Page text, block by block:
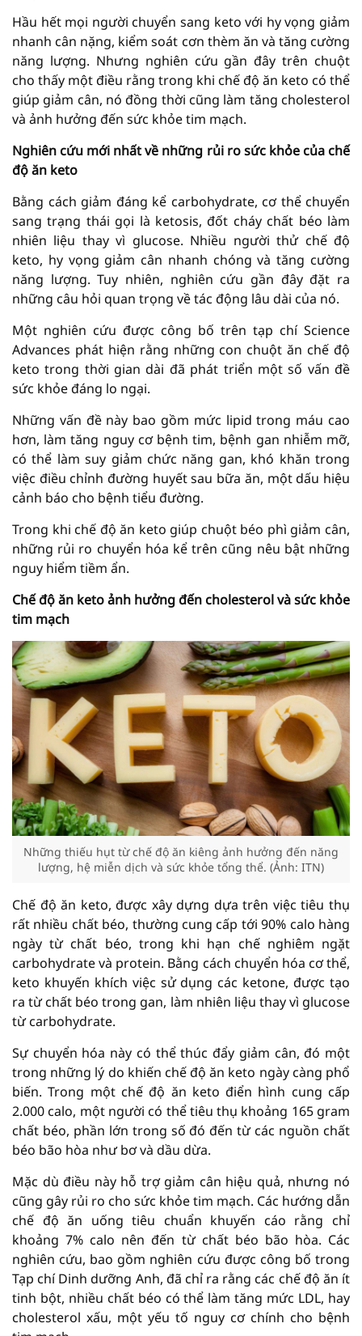
Hầu hết mọi người chuyển sang keto với hy vọng giảm
nhanh cân nặng, kiểm soát cơn thèm ăn và tăng cường
năng lượng. Nhưng nghiên cứu gần đây trên chuột
cho thấy một điều rằng trong khi chế độ ăn keto có thể
giúp giảm cân, nó đồng thời cũng làm tăng cholesterol
và ảnh hưởng đến sức khỏe tim mạch.
Nghiên cứu mới nhất về những rủi ro sức khỏe của chế
độ ăn keto
Bằng cách giảm đáng kể carbohydrate, cơ thể chuyển
sang trạng thái gọi là ketosis, đốt cháy chất béo làm
nhiên liệu thay vì glucose. Nhiều người thử chế độ
keto, hy vọng giảm cân nhanh chóng và tăng cường
năng lượng. Tuy nhiên, nghiên cứu gần đây đặt ra
những câu hỏi quan trọng về tác động lâu dài của nó.
Một nghiên cứu được công bố trên tạp chí Science
Advances phát hiện rằng những con chuột ăn chế độ
keto trong thời gian dài đã phát triển một số vấn đề
sức khỏe đáng lo ngại.
Những vấn đề này bao gồm mức lipid trong máu cao
hơn, làm tăng nguy cơ bệnh tim, bệnh gan nhiễm mỡ,
có thể làm suy giảm chức năng gan, khó khăn trong
việc điều chỉnh đường huyết sau bữa ăn, một dấu hiệu
cảnh báo cho bệnh tiểu đường.
Trong khi chế độ ăn keto giúp chuột béo phì giảm cân,
những rủi ro chuyển hóa kể trên cũng nêu bật những
nguy hiểm tiềm ẩn.
Chế độ ăn keto ảnh hưởng đến cholesterol và sức khỏe
tim mạch
Những thiếu hụt từ chế độ ăn kiêng ảnh hưởng đến năng
lượng, hệ miễn dịch và sức khỏe tổng thể. (Ảnh: ITN)
Chế độ ăn keto, được xây dựng dựa trên việc tiêu thụ
rất nhiều chất béo, thường cung cấp tới 90% calo hàng
ngày từ chất béo, trong khi hạn chế nghiêm ngặt
carbohydrate và protein. Bằng cách chuyển hóa cơ thể,
keto khuyến khích việc sử dụng các ketone, được tạo
ra từ chất béo trong gan, làm nhiên liệu thay vì glucose
từ carbohydrate.
Sự chuyển hóa này có thể thúc đẩy giảm cân, đó một
trong những lý do khiến chế độ ăn keto ngày càng phổ
biến. Trong một chế độ ăn keto điển hình cung cấp
2.000 calo, một người có thể tiêu thụ khoảng 165 gram
chất béo, phần lớn trong số đó đến từ các nguồn chất
béo bão hòa như bơ và dầu dừa.
Mặc dù điều này hỗ trợ giảm cân hiệu quả, nhưng nó
cũng gây rủi ro cho sức khỏe tim mạch. Các hướng dẫn
chế độ ăn uống tiêu chuẩn khuyến cáo rằng chỉ
khoảng 7% calo nên đến từ chất béo bão hòa. Các
nghiên cứu, bao gồm nghiên cứu được công bố trong
Tạp chí Dinh dưỡng Anh, đã chỉ ra rằng các chế độ ăn ít
tinh bột, nhiều chất béo có thể làm tăng mức LDL, hay
cholesterol xấu, một yếu tố nguy cơ chính cho bệnh